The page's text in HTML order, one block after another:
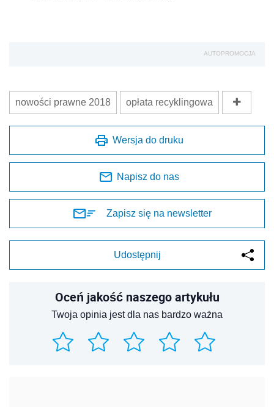
AUTOPROMOCJA
nowości prawne 2018 opłata recyklingowa
Wersja do druku
Napisz do nas
Zapisz się na newsletter
Udostępnij
Oceń jakość naszego artykułu
Twoja opinia jest dla nas bardzo ważna